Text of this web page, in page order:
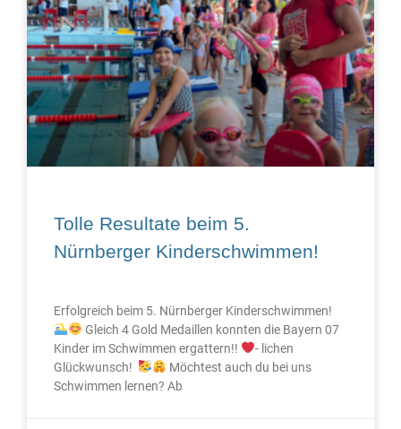
Tolle Resultate beim 5.
Nürnberger Kinderschwimmen!
Erfolgreich beim 5. Nürnberger Kinderschwimmen!
Gleich 4 Gold Medaillen konnten die Bayern 07
Kinder im Schwimmen ergattern!!
- lichen
Glückwunsch!
Möchtest auch du bei uns
Schwimmen lernen? Ab